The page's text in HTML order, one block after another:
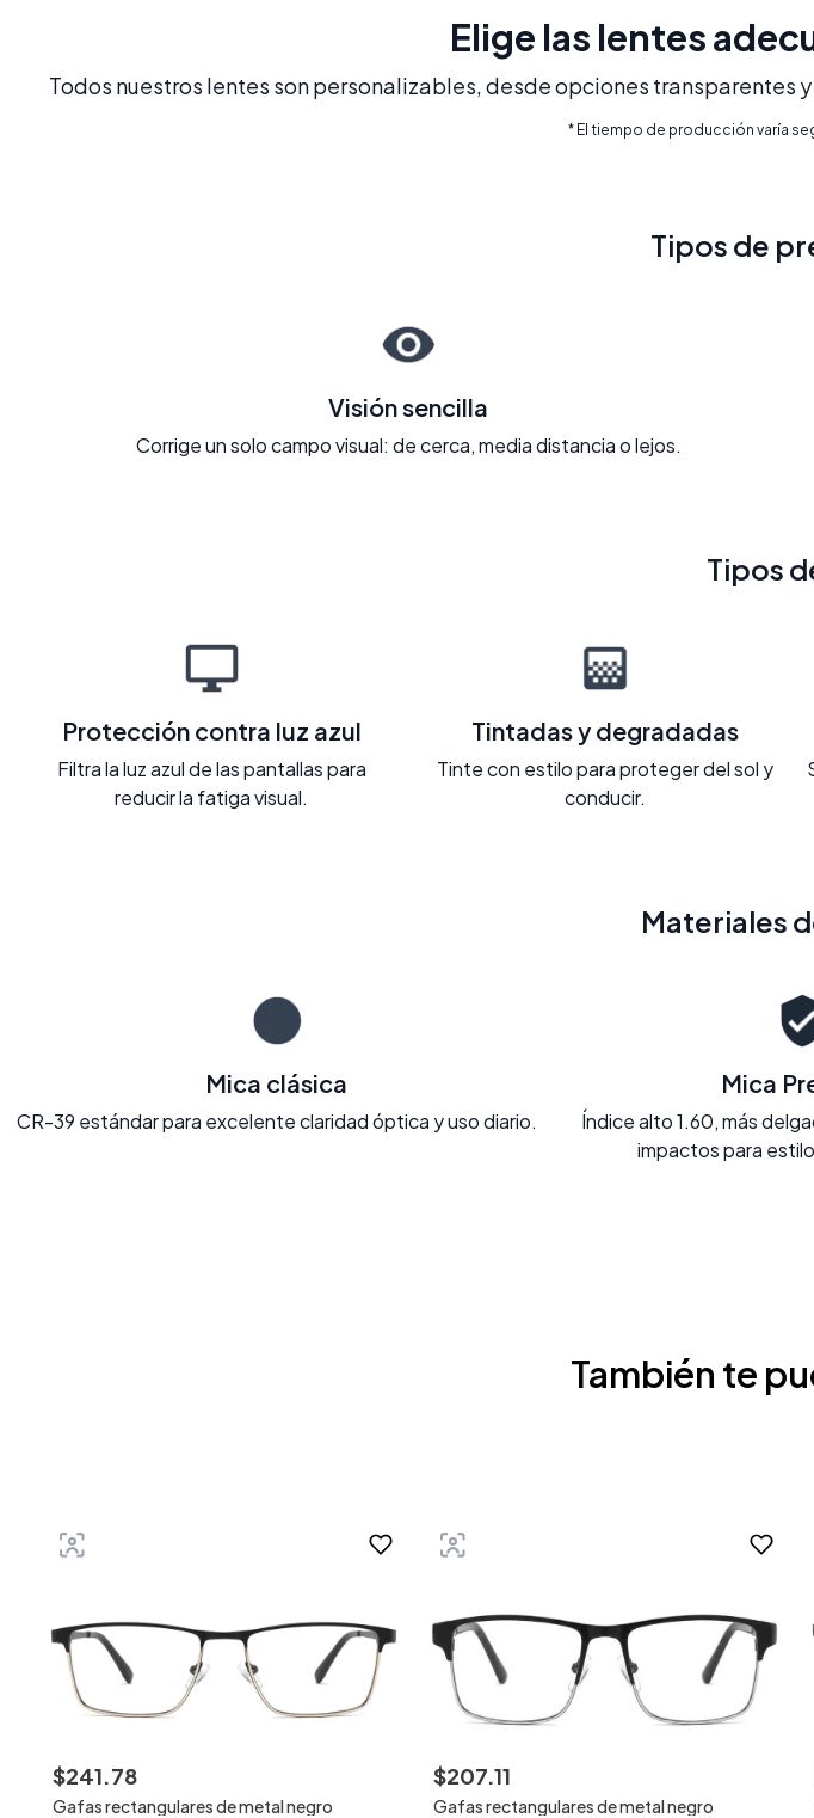
Elige las lentes
Todos nuestros lentes son personalizables, desde opciones
* El tiempo de producción varía
Tipos de
Visión sencilla
Corrige un solo campo visual: de cerca, media distancia o lejos.
Tipos
Protección contra luz azul
Filtra la luz azul de las pantallas para
reducir la fatiga visual.
Tintadas y degradadas
Tinte con estilo para proteger del sol y
conducir.
Materiales
Mica clásica
CR-39 estándar para excelente claridad óptica y uso diario.
Mica
Índice alto 1.60, más
impactos para
También te
$241.78
Gafas rectangulares de metal negro
$207.11
Gafas rectangulares de metal negro